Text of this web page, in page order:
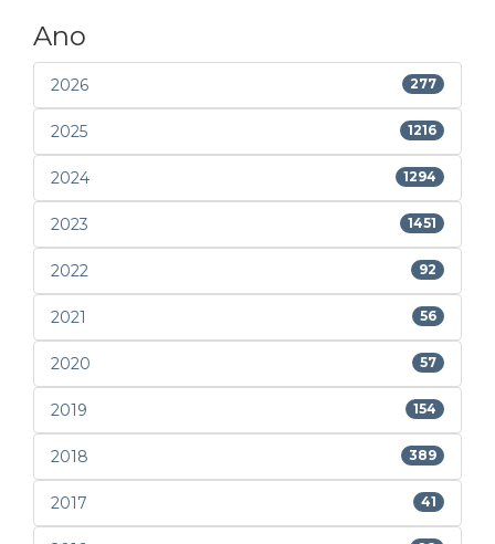
Ano
2026 277
2025 1216
2024 1294
2023 1451
2022 92
2021 56
2020 57
2019 154
2018 389
2017 41